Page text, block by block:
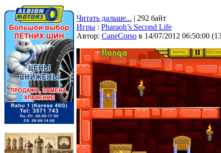
Читать дальше... | 292 байт
Игры : Pharaoh’s Second Life
Автор: CaneCorso в 14/07/2012 06:50:00 (